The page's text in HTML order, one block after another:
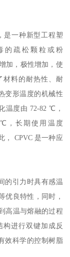
是一种新型工程塑
的疏松颗粒或粉
加，极性增加，使
材料的耐热性、耐
变形温度的机械性
温度由 72-82 ℃，
℃，长期使用温度
， CPVC 是一种应
的引力时具有感温
优良特性，同时，
高温与熔融的过程
进行双键加成反
效科学的控制树脂